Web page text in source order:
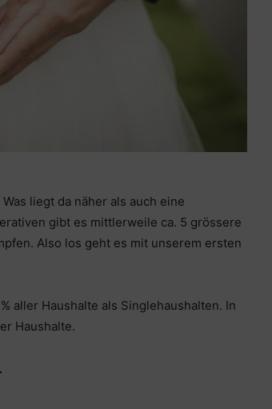
liegt da näher als auch eine
gibt es mittlerweile ca. 5 grössere
Also los geht es mit unserem ersten
aller Haushalte als Singlehaushalten. In
Haushalte.